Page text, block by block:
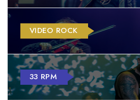
VIDEO ROCK
33 RPM